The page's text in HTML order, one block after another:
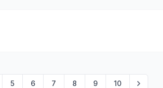
5 6 7 8 9 10